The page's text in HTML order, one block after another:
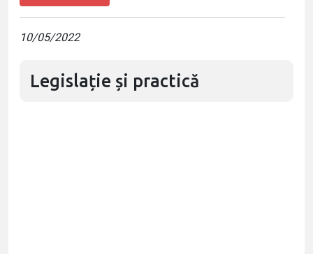
10/05/2022
Legislație și practică